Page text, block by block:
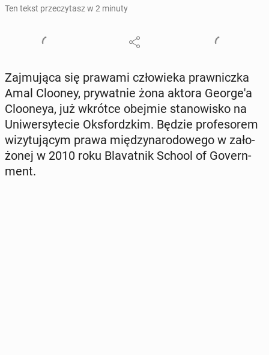
Ten tekst przeczytasz w 2 minuty
Zaj­mu­ją­ca się prawami czło­wie­ka praw­nicz­ka
Amal Clooney, pry­wat­nie żona aktora Geo­r­ge­'a
Clo­oneya, już wkrótce obejmie sta­no­wi­sko na
Uni­wer­sy­te­cie Oks­fordz­kim. Będzie pro­fe­so­rem
wi­zy­tu­ją­cym prawa mię­dzy­na­ro­do­we­go w za­ło­
żo­nej w 2010 roku Bla­vat­nik School of Go­vern­
ment.